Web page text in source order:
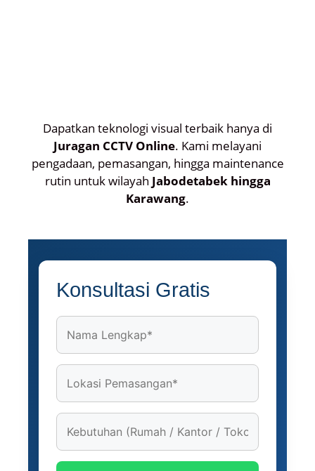
Dapatkan teknologi visual terbaik hanya di
Juragan CCTV Online. Kami melayani
pengadaan, pemasangan, hingga maintenance
rutin untuk wilayah Jabodetabek hingga
Karawang.
Konsultasi Gratis